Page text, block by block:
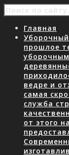
Главная
прошлое
ведре и
самая
служба
от этого